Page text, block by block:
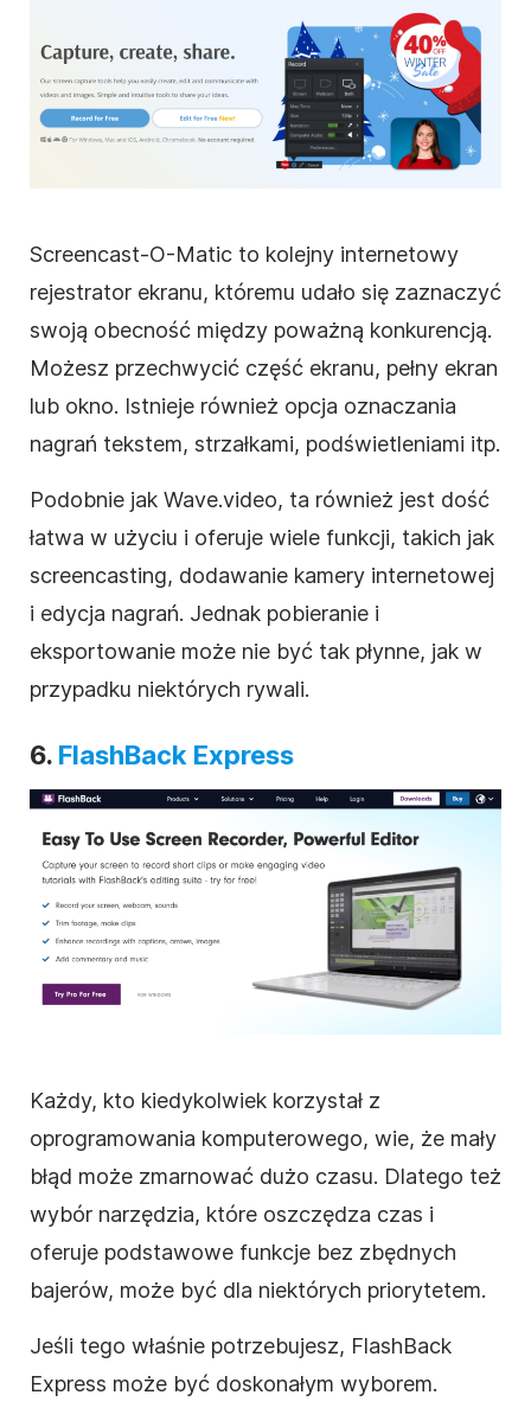
Screencast-O-Matic to kolejny internetowy
rejestrator ekranu, któremu udało się zaznaczyć
swoją obecność między poważną konkurencją.
Możesz przechwycić część ekranu, pełny ekran
lub okno. Istnieje również opcja oznaczania
nagrań tekstem, strzałkami, podświetleniami itp.
Podobnie jak Wave.video, ta również jest dość
łatwa w użyciu i oferuje wiele funkcji, takich jak
screencasting, dodawanie kamery internetowej
i edycja nagrań. Jednak pobieranie i
eksportowanie może nie być tak płynne, jak w
przypadku niektórych rywali.
6. FlashBack Express
Każdy, kto kiedykolwiek korzystał z
oprogramowania komputerowego, wie, że mały
błąd może zmarnować dużo czasu. Dlatego też
wybór narzędzia, które oszczędza czas i
oferuje podstawowe funkcje bez zbędnych
bajerów, może być dla niektórych priorytetem.
Jeśli tego właśnie potrzebujesz, FlashBack
Express może być doskonałym wyborem.